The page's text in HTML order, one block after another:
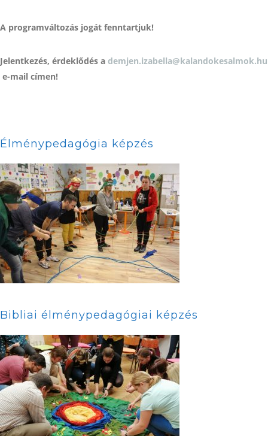
A programváltozás jogát fenntartjuk!
Jelentkezés, érdeklődés a demjen.izabella@kalandokesalmok.hu
e-mail címen!
Élménypedagógia képzés
Bibliai élménypedagógiai képzés